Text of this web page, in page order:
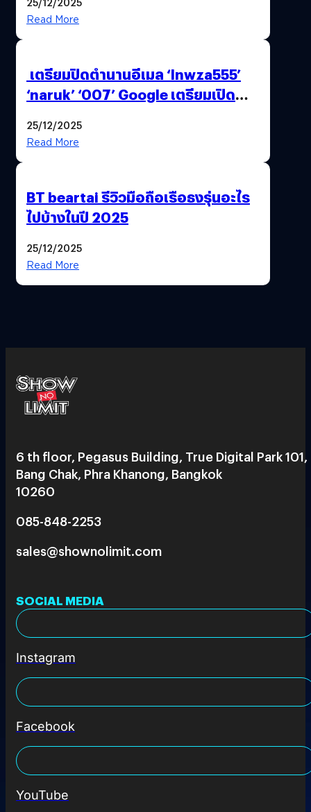
Read More
เตรียมปิดตำนานอีเมล ‘lnwza555’
‘naruk’ ‘007’ Google เตรียมเปิด
25/12/2025
Read More
BT beartai รีวิวมือถือเรือธงรุ่นอะไร
ไปบ้างในปี 2025
25/12/2025
Read More
6 th floor, Pegasus Building, True Digital Park 101,
Bang Chak, Phra Khanong, Bangkok
10260
085-848-2253
sales@shownolimit.com
SOCIAL MEDIA
Instagram
Facebook
YouTube